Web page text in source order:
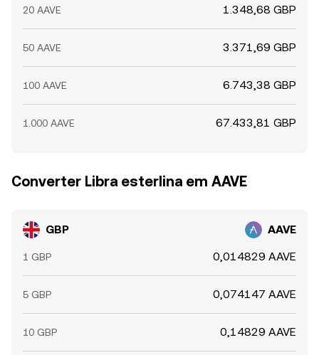
20 AAVE 1.348,68 GBP
50 AAVE 3.371,69 GBP
100 AAVE 6.743,38 GBP
1.000 AAVE 67.433,81 GBP
Converter Libra esterlina em AAVE
GBP AAVE
1 GBP 0,014829 AAVE
5 GBP 0,074147 AAVE
10 GBP 0,14829 AAVE